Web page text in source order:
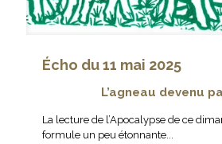
Écho du 11 mai 2025
L’agneau devenu
La lecture de l’Apocalypse de ce
formule un peu étonnante...